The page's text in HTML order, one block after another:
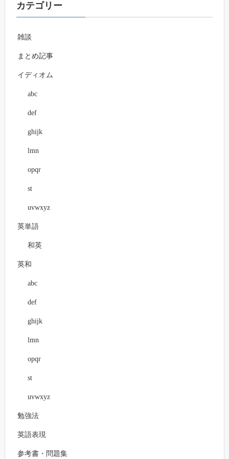
カテゴリー
雑談
まとめ記事
イディオム
abc
def
ghijk
lmn
opqr
st
uvwxyz
英単語
和英
英和
abc
def
ghijk
lmn
opqr
st
uvwxyz
勉強法
英語表現
参考書・問題集